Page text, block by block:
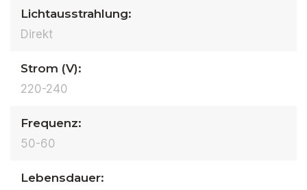
Lichtausstrahlung:
Direkt
Strom (V):
220-240
Frequenz:
50-60
Lebensdauer: